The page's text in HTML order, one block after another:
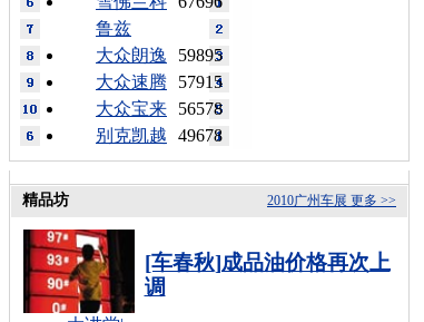
鲁兹
59895
大众朗逸
57915
大众速腾
56578
大众宝来
49678
别克凯越
更多 >>
2010广州车展
精品坊
[车春秋]成品油价格再次上
调